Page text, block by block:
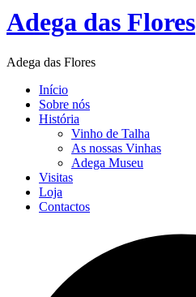
Adega das Flores
Adega das Flores
Início
Sobre nós
História
Vinho de Talha
As nossas Vinhas
Adega Museu
Visitas
Loja
Contactos